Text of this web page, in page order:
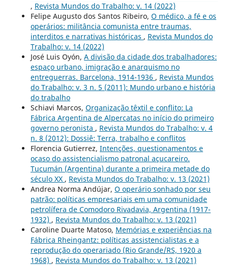
, Revista Mundos do Trabalho: v. 14 (2022)
Felipe Augusto dos Santos Ribeiro, O médico, a fé e os
operários: militância comunista entre traumas,
interditos e narrativas históricas , Revista Mundos do
Trabalho: v. 14 (2022)
José Luis Oyón, A divisão da cidade dos trabalhadores:
espaço urbano, imigração e anarquismo no
entreguerras. Barcelona, 1914-1936 , Revista Mundos
do Trabalho: v. 3 n. 5 (2011): Mundo urbano e história
do trabalho
Schiavi Marcos, Organização têxtil e conflito: La
Fábrica Argentina de Alpercatas no início do primeiro
governo peronista , Revista Mundos do Trabalho: v. 4
n. 8 (2012): Dossiê: Terra, trabalho e conflitos
Florencia Gutierrez, Intenções, questionamentos e
ocaso do assistencialismo patronal açucareiro.
Tucumán (Argentina) durante a primeira metade do
século XX , Revista Mundos do Trabalho: v. 13 (2021)
Andrea Norma Andújar, O operário sonhado por seu
patrão: políticas empresariais em uma comunidade
petrolífera de Comodoro Rivadavia, Argentina (1917-
1932) , Revista Mundos do Trabalho: v. 13 (2021)
Caroline Duarte Matoso, Memórias e experiências na
Fábrica Rheingantz: políticas assistencialistas e a
reprodução do operariado (Rio Grande/RS, 1920 a
1968) , Revista Mundos do Trabalho: v. 13 (2021)